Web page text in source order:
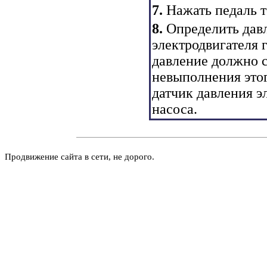
7. Нажать педаль
8. Определить
электродвигателя
давление должно
невыполнения
датчик давления
насоса.
Продвижение сайта в сети, не дорого.